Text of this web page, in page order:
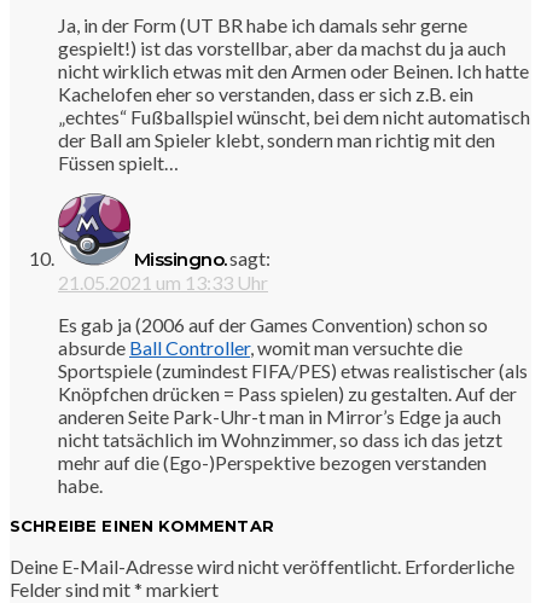
Ja, in der Form (UT BR habe ich damals sehr gerne
gespielt!) ist das vorstellbar, aber da machst du ja auch
nicht wirklich etwas mit den Armen oder Beinen. Ich hatte
Kachelofen eher so verstanden, dass er sich z.B. ein
„echtes“ Fußballspiel wünscht, bei dem nicht automatisch
der Ball am Spieler klebt, sondern man richtig mit den
Füssen spielt…
Missingno.sagt:
21.05.2021 um 13:33 Uhr
Es gab ja (2006 auf der Games Convention) schon so
absurde Ball Controller, womit man versuchte die
Sportspiele (zumindest FIFA/PES) etwas realistischer (als
Knöpfchen drücken = Pass spielen) zu gestalten. Auf der
anderen Seite Park-Uhr-t man in Mirror’s Edge ja auch
nicht tatsächlich im Wohnzimmer, so dass ich das jetzt
mehr auf die (Ego-)Perspektive bezogen verstanden
habe.
SCHREIBE EINEN KOMMENTAR
Deine E-Mail-Adresse wird nicht veröffentlicht. Erforderliche
Felder sind mit* markiert